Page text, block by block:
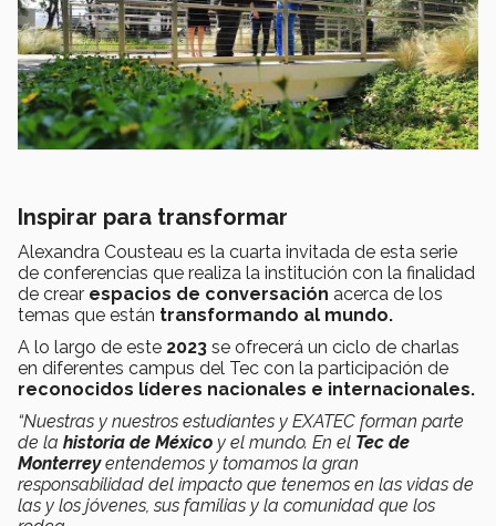
Inspirar para transformar
Alexandra Cousteau es la cuarta invitada de esta serie
de conferencias que realiza la institución con la finalidad
de crear espacios de conversación acerca de los
temas que están transformando al mundo.
A lo largo de este 2023 se ofrecerá un ciclo de charlas
en diferentes campus del Tec con la participación de
reconocidos líderes nacionales e internacionales.
“Nuestras y nuestros estudiantes y EXATEC forman parte
de la historia de México y el mundo. En el Tec de
Monterreyentendemos y tomamos la gran
responsabilidad del impacto que tenemos en las vidas de
las y los jóvenes, sus familias y la comunidad que los